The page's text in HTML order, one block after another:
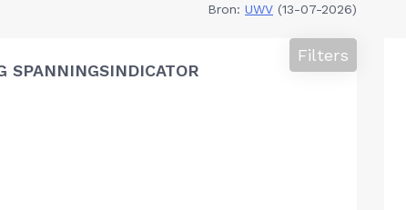
Bron: UWV (13-07-2026)
SPANNINGSINDICATOR
Filters